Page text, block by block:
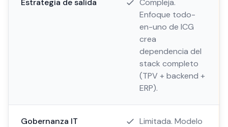
Estrategia de salida
Compleja.
Enfoque todo-
en-uno de ICG
crea
dependencia del
stack completo
(TPV + backend +
ERP).
Gobernanza IT
Limitada. Modelo